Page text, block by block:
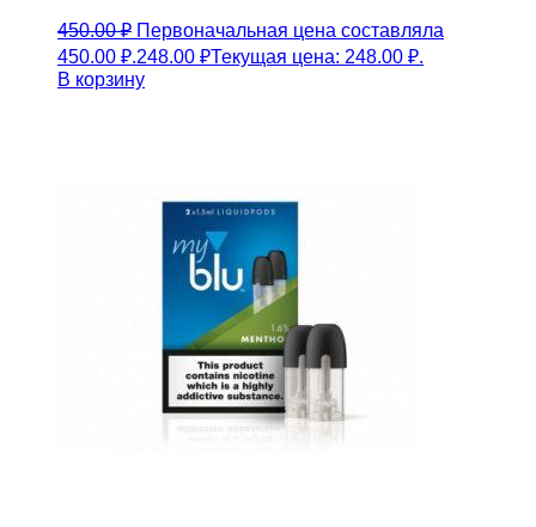
450.00₽ Первоначальная цена составляла
450.00 ₽.248.00 ₽Текущая цена: 248.00 ₽.
В корзину